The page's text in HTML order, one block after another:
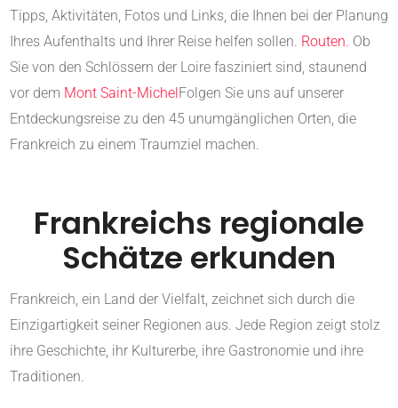
Tipps, Aktivitäten, Fotos und Links, die Ihnen bei der Planung
Ihres Aufenthalts und Ihrer Reise helfen sollen. Routen. Ob
Sie von den Schlössern der Loire fasziniert sind, staunend
vor dem Mont Saint-Michel Folgen Sie uns auf unserer
Entdeckungsreise zu den 45 unumgänglichen Orten, die
Frankreich zu einem Traumziel machen.
Frankreichs regionale
Schätze erkunden
Frankreich, ein Land der Vielfalt, zeichnet sich durch die
Einzigartigkeit seiner Regionen aus. Jede Region zeigt stolz
ihre Geschichte, ihr Kulturerbe, ihre Gastronomie und ihre
Traditionen.